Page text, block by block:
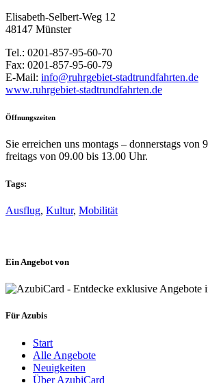
Elisabeth-Selbert-Weg 12
48147 Münster
Tel.: 0201-857-95-60-70
Fax: 0201-857-95-60-79
E-Mail: info@ruhrgebiet-stadtrundfahrten.de
www.ruhrgebiet-stadtrundfahrten.de
Öffnungszeiten
Sie erreichen uns montags – donnerstags von
freitags von 09.00 bis 13.00 Uhr.
Tags:
Ausflug, Kultur, Mobilität
Ein Angebot von
Für Azubis
Start
Alle Angebote
Neuigkeiten
Über AzubiCard